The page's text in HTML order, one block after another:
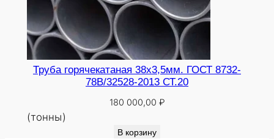
Труба горячекатаная 38х3,5мм. ГОСТ 8732-
78В/32528-2013 СТ.20
180 000,00 ₽
(тонны)
В корзину